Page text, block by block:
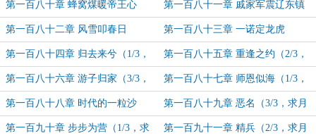
票） 票）
第一百八十章 蜂窝煤暖帝王心 第一百八十一章 戚家军震辽东镇
（1/3）
第一百八十二章 风雪叩春日
（2/3，求月票）
第一百八十三章 一诺定龙虎
（3/3，求月票）
第一百八十四章 归去来兮（1/3，
求月票）
第一百八十五章 重逢之约（2/3，
求月票！）
第一百八十六章 游子归家（3/3，
求月票）
第一百八十七章 师恩似海（1/3，
求月票）
第一百八十八章 时代的一粒沙
（2/3）
第一百八十九章 恶名（3/3，求月
票）
第一百九十章 步步为营（1/3，求 第一百九十一章 精兵（2/3，求月